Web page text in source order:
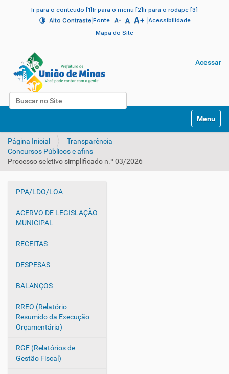
Ir para o conteúdo [1]Ir para o menu [2]Ir para o rodapé [3]
Alto Contraste| Fonte: A- A A+ Acessibilidade
Mapa do Site
Busca
Acessar
v
Toggle
Página Inicial
Transparência
Concursos Públicos e afins
Processo seletivo simplificado n.º 03/2026
N
v
g
ç
ã
PPA/LDO/LOA
ACERVO DE LEGISLAÇÃO
MUNICIPAL
RECEITAS
DESPESAS
BALANÇOS
RREO (Relatório
Resumido da Execução
Orçamentária)
RGF (Relatórios de
Gestão Fiscal)